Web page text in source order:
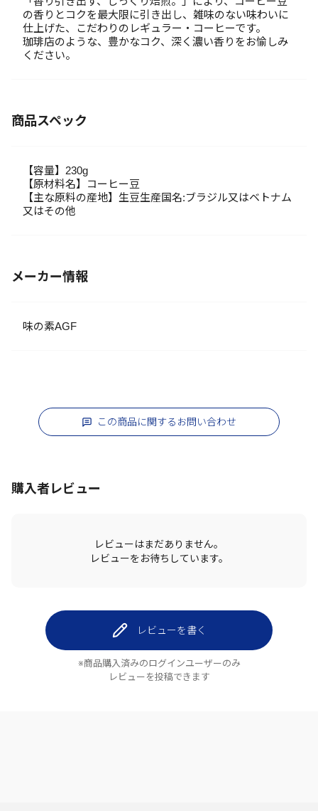
の香りとコクを最大限に引き出し、雑味のない味わいに
仕上げた、こだわりのレギュラー・コーヒーです。
珈琲店のような、豊かなコク、深く濃い香りをお愉しみ
ください。
商品スペック
【容量】230g
【原材料名】コーヒー豆
【主な原料の産地】生豆生産国名:ブラジル又はベトナム
又はその他
メーカー情報
味の素AGF
この商品に関するお問い合わせ
購入者レビュー
レビューはまだありません。
レビューをお待ちしています。
レビューを書く
※商品購入済みのログインユーザーのみ
レビューを投稿できます